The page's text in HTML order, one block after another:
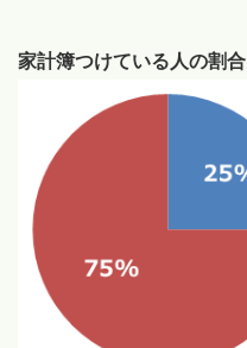
家計簿つけている人の割合